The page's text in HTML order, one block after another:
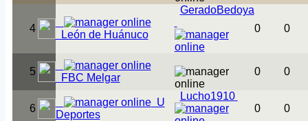
4
León de Huánuco
GeradoBedoya
0
0
5
FBC Melgar
0 0
6
U
Deportes
Lucho1910
0
0